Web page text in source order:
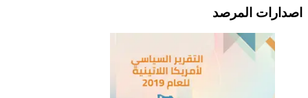
اصدارات المرصد